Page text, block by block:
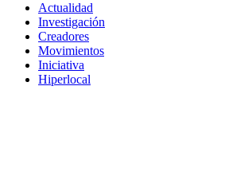
Actualidad
Investigación
Creadores
Movimientos
Iniciativa
Hiperlocal